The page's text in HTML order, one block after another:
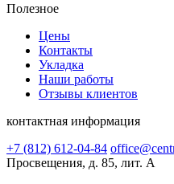
Полезное
Цены
Контакты
Укладка
Наши работы
Отзывы клиентов
контактная информация
+7 (812) 612-04-84
Просвещения, д. 85, лит. А